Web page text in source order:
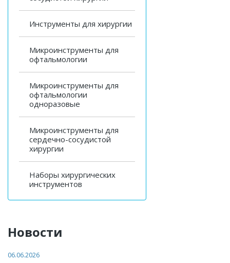
Инструменты для хирургии
Микроинструменты для
офтальмологии
Микроинструменты для
офтальмологии
одноразовые
Микроинструменты для
сердечно-сосудистой
хирургии
Наборы хирургических
инструментов
Новости
06.06.2026